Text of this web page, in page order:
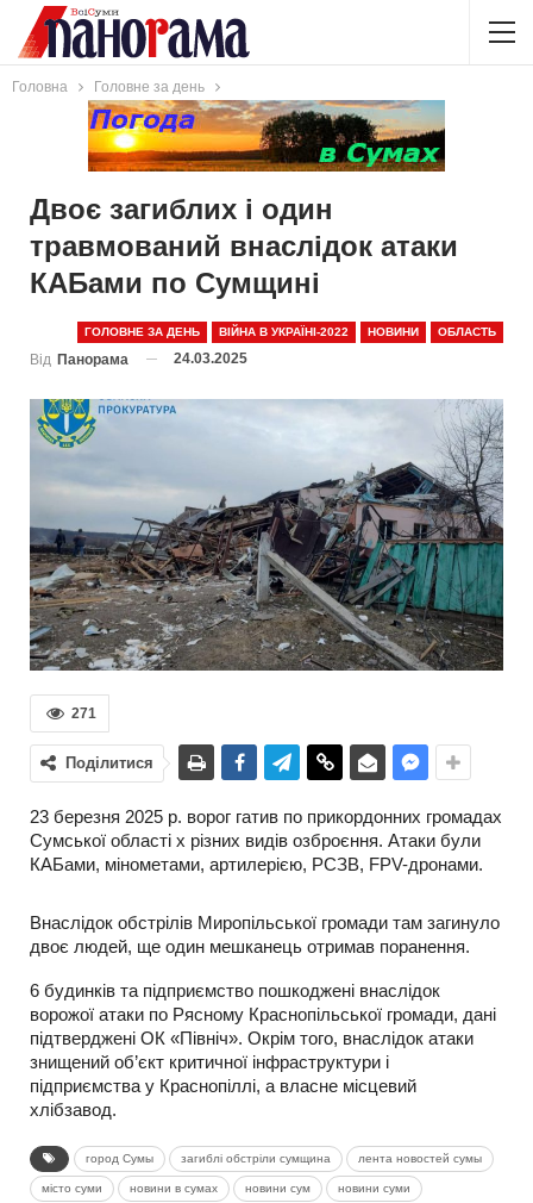
Головна Головне за день
Двоє загиблих і один
травмований внаслідок атаки
КАБами по Сумщині
ГОЛОВНЕ ЗА ДЕНЬ ВІЙНА В УКРАЇНІ-2022 НОВИНИ ОБЛАСТЬ
Від Панорама 24.03.2025
271
Поділитися
23 березня 2025 р. ворог гатив по прикордонних громадах
Сумської області х різних видів озброєння. Атаки були
КАБами, мінометами, артилерією, РСЗВ, FPV-дронами.
Внаслідок обстрілів Миропільської громади там загинуло
двоє людей, ще один мешканець отримав поранення.
6 будинків та підприємство пошкоджені внаслідок
ворожої атаки по Рясному Краснопільської громади, дані
підтверджені ОК «Північ». Окрім того, внаслідок атаки
знищений об’єкт критичної інфраструктури і
підприємства у Краснопіллі, а власне місцевий
хлібзавод.
город Сумы загиблі обстріли сумщина лента новостей сумы
місто суми новини в сумах новини сум новини суми